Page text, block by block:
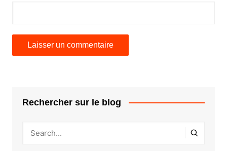
Rechercher sur le blog